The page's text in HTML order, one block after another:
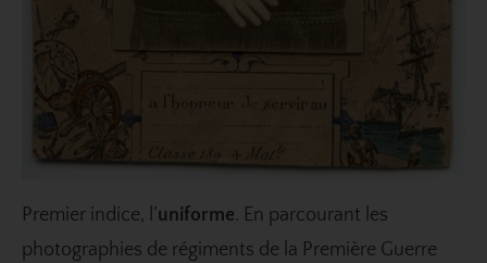
Premier indice, l’uniforme. En parcourant les
photographies de régiments de la Première Guerre